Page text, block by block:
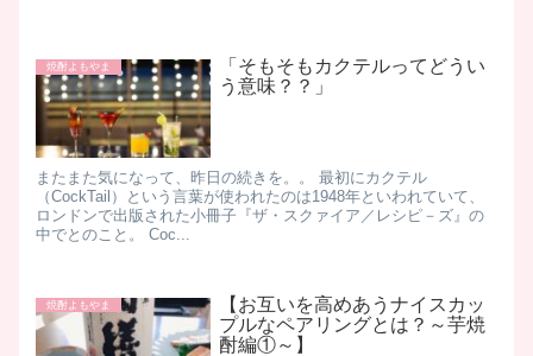
焼酎よもやま
「そもそもカクテルってどうい
う意味？？」
またまた気になって、昨日の続きを。。 最初にカクテル
（CockTail）という言葉が使われたのは1948年といわれていて、
ロンドンで出版された小冊子『ザ・スクァイア／レシピ－ズ』の
中でとのこと。 Coc...
焼酎よもやま
【お互いを高めあうナイスカッ
プルなペアリングとは？～芋焼
酎編①～】